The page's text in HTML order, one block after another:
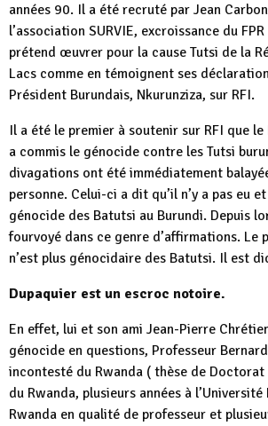
années 90. Il a été recruté par Jean
l’association SURVIE, excroissance du
prétend œuvrer pour la cause Tutsi de la
Lacs comme en témoignent ses
Président Burundais, Nkurunziza, sur RFI.
Il a été le premier à soutenir sur RFI que
a commis le génocide contre les Tutsi
divagations ont été immédiatement
personne. Celui-ci a dit qu’il n’y a pas eu et
génocide des Batutsi au Burundi. Depuis
fourvoyé dans ce genre d’affirmations. Le
n’est plus génocidaire des Batutsi. Il est
Dupaquier est un escroc notoire.
En effet, lui et son ami Jean-Pierre
génocide en questions, Professeur
incontesté du Rwanda ( thèse de
du Rwanda, plusieurs années à
Rwanda en qualité de professeur et